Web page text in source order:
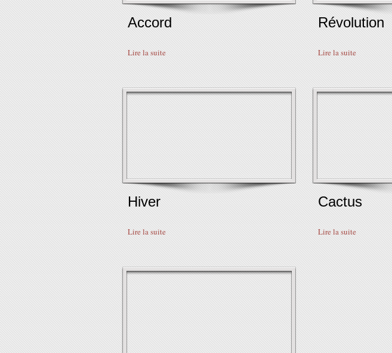
Accord
Lire la suite
Révolution
Lire la suite
Hiver
Lire la suite
Cactus
Lire la suite